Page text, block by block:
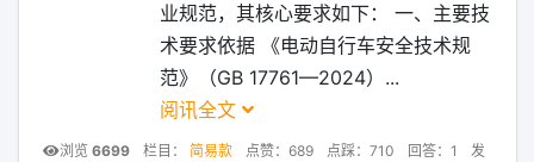
业规范，其核心要求如下： ‌一、主要技
术要求依据‌ ‌《电动自行车安全技术规
范》（GB 17761—2024）‌...
阅讯全文
浏览 6699 栏目： 简易款 点赞：689 点踩：710 回答：1
发